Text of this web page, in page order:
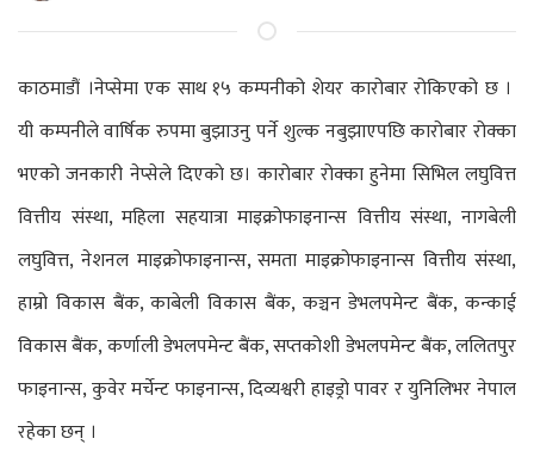
काठमाडौं ।नेप्सेमा एक साथ १५ कम्पनीको शेयर कारोबार रोकिएको छ ।
यी कम्पनीले वार्षिक रुपमा बुझाउनु पर्ने शुल्क नबुझाएपछि कारोबार रोक्का
भएको जनकारी नेप्सेले दिएकाे छ। कारोबार रोक्का हुनेमा सिभिल लघुवित्त
वित्तीय संस्था, महिला सहयात्रा माइक्रोफाइनान्स वित्तीय संस्था, नागबेली
लघुवित्त, नेशनल माइक्रोफाइनान्स, समता माइक्रोफाइनान्स वित्तीय संस्था,
हाम्रो विकास बैंक, काबेली विकास बैंक, कञ्चन डेभलपमेन्ट बैंक, कन्काई
विकास बैंक, कर्णाली डेभलपमेन्ट बैंक, सप्तकोशी डेभलपमेन्ट बैंक, ललितपुर
फाइनान्स, कुवेर मर्चेन्ट फाइनान्स, दिव्यश्वरी हाइड्रो पावर र युनिलिभर नेपाल
रहेका छन् ।